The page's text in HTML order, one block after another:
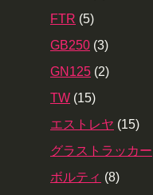
FTR (5)
GB250 (3)
GN125 (2)
TW (15)
エストレヤ (15)
グラストラッカー
ボルティ (8)